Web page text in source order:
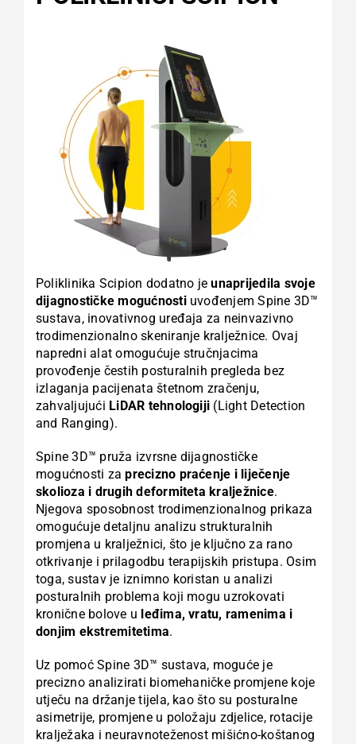
Poliklinika Scipion dodatno jeunaprijedila svoje
dijagnostičke mogućnostiuvođenjem Spine 3D™
sustava, inovativnog uređaja za neinvazivno
trodimenzionalno skeniranje kralježnice. Ovaj
napredni alat omogućuje stručnjacima
provođenje čestih posturalnih pregleda bez
izlaganja pacijenata štetnom zračenju,
zahvaljujući LiDAR tehnologiji (Light Detection
and Ranging).
Spine 3D™ pruža izvrsne dijagnostičke
mogućnosti zaprecizno praćenje i liječenje
skolioza i drugih deformiteta kralježnice.
Njegova sposobnost trodimenzionalnog prikaza
omogućuje detaljnu analizu strukturalnih
promjena u kralježnici, što je ključno za rano
otkrivanje i prilagodbu terapijskih pristupa. Osim
toga, sustav je iznimno koristan u analizi
posturalnih problema koji mogu uzrokovati
kronične bolove u leđima, vratu, ramenima i
donjim ekstremitetima.
Uz pomoć Spine 3D™ sustava, moguće je
precizno analizirati biomehaničke promjene koje
utječu na držanje tijela, kao što su posturalne
asimetrije, promjene u položaju zdjelice, rotacije
kralježaka i neuravnoteženost mišićno-koštanog